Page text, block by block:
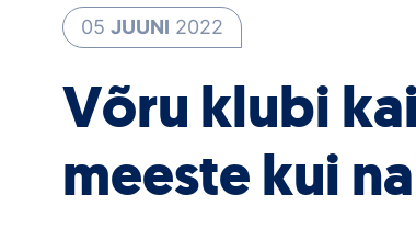
05 JUUNI 2022
Võru klubi
meeste kui